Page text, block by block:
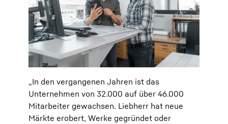
„In den vergangenen Jahren ist das
Unternehmen von 32.000 auf über 46.000
Mitarbeiter gewachsen. Liebherr hat neue
Märkte erobert, Werke gegründet oder